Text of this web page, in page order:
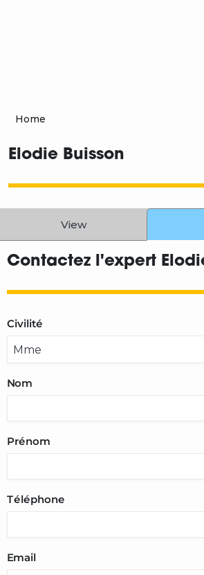
Home
Elodie Buisson
Primary tabs
View
Contactez l'expert
Civilité
Nom
Prénom
Téléphone
Email